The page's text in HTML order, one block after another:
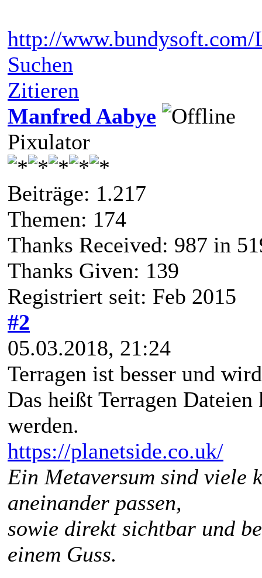
http://
Suchen
Zitieren
Manfred Aabye
Pixulator
Beiträge: 1.217
Themen: 174
Thanks Received: 987 in
Thanks Given: 139
Registriert seit: Feb 2015
#2
05.03.2018, 21:24
Terragen ist besser und
Das heißt Terragen
werden.
https://planetside.co.uk/
Ein Metaversum sind viele
aneinander passen,
sowie direkt sichtbar und
einem Guss.